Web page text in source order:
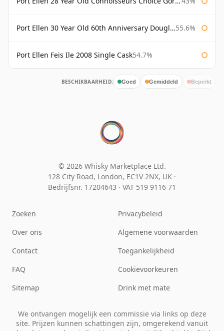
Port Ellen 30 Year Old 60th Anniversary Douglas Laing 55.6%
Port Ellen Feis Ile 2008 Single Cask54.7%
BESCHIKBAARHEID: Goed Gemiddeld Beperkt
© 2026 Whisky Marketplace Ltd.
128 City Road, London, EC1V 2NX, UK ·
Bedrijfsnr. 17204643 · VAT 519 9116 71
Zoeken
Over ons
Contact
FAQ
Sitemap
Privacybeleid
Algemene voorwaarden
Toegankelijkheid
Cookievoorkeuren
Drink met mate
We ontvangen mogelijk een commissie via links op deze
site. Prijzen kunnen schattingen zijn, omgerekend vanuit